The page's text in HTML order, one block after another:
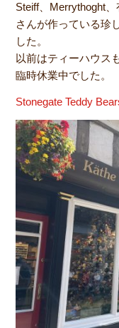
Steiff、Merrythoght
さんが作っている珍
した。
以前はティーハウス
臨時休業中でした。
Stonegate Teddy